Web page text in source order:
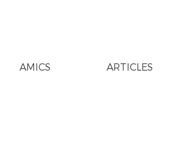
AMICS ARTICLES